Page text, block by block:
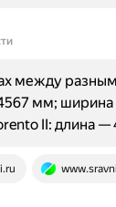
между
мм;
II: